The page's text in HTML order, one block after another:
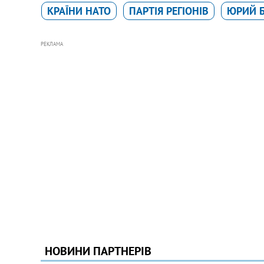
КРАЇНИ НАТО ПАРТІЯ РЕГІОНІВ ЮРИЙ
РЕКЛАМА